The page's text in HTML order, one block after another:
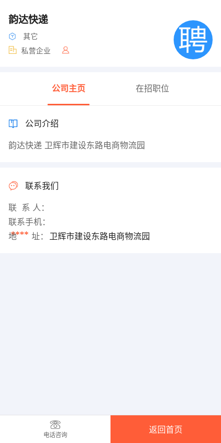
韵达快递
其它
私营企业
公司主页 在招职位
公司介绍
韵达快递 卫辉市建设东路电商物流园
联系我们
联 系 人：
联系手机：
****
地 址： 卫辉市建设东路电商物流园
电话咨询
返回首页